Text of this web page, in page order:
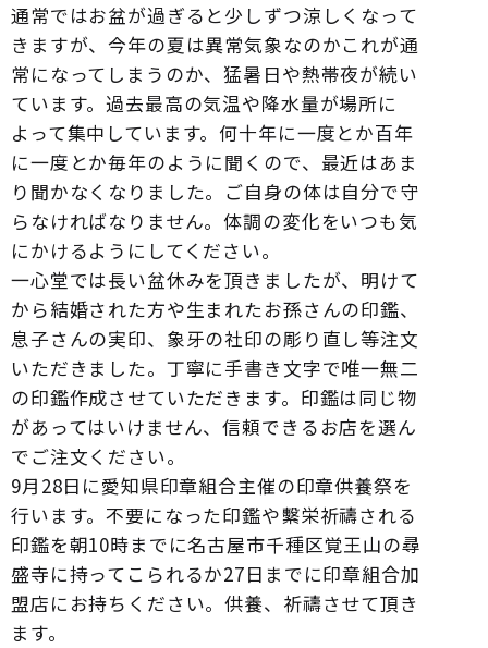
通常ではお盆が過ぎると少しずつ涼しくなって
きますが、今年の夏は異常気象なのかこれが通
常になってしまうのか、猛暑日や熱帯夜が続い
ています。過去最高の気温や降水量が場所に
よって集中しています。何十年に一度とか百年
に一度とか毎年のように聞くので、最近はあま
り聞かなくなりました。ご自身の体は自分で守
らなければなりません。体調の変化をいつも気
にかけるようにしてください。
一心堂では長い盆休みを頂きましたが、明けて
から結婚された方や生まれたお孫さんの印鑑、
息子さんの実印、象牙の社印の彫り直し等注文
いただきました。丁寧に手書き文字で唯一無二
の印鑑作成させていただきます。印鑑は同じ物
があってはいけません、信頼できるお店を選ん
でご注文ください。
9月28日に愛知県印章組合主催の印章供養祭を
行います。不要になった印鑑や繫栄祈禱される
印鑑を朝10時までに名古屋市千種区覚王山の尋
盛寺に持ってこられるか27日までに印章組合加
盟店にお持ちください。供養、祈禱させて頂き
ます。